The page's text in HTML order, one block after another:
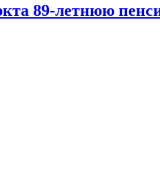
89-летнюю